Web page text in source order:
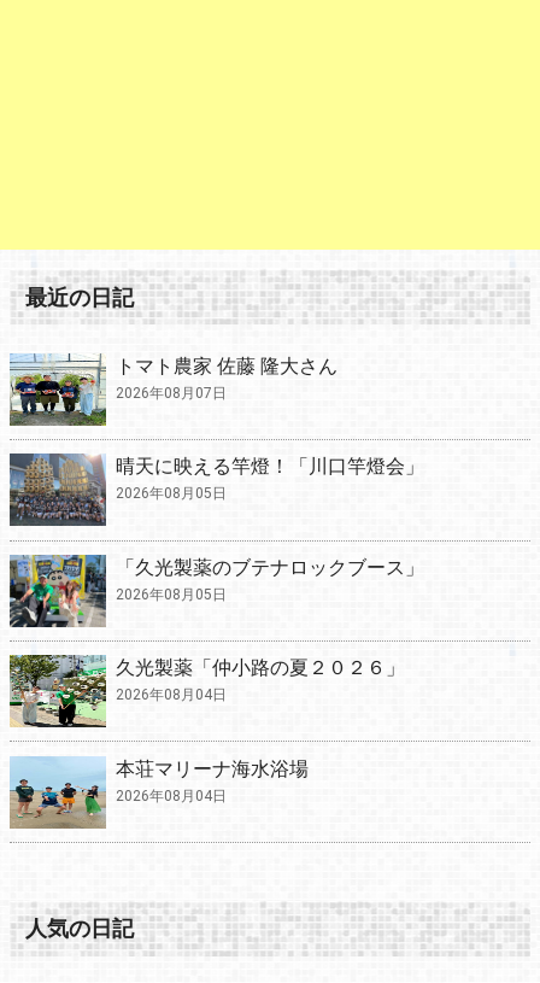
最近の日記
トマト農家 佐藤 隆大さん
2026年08月07日
晴天に映える竿燈！「川口竿燈会」
2026年08月05日
「久光製薬のブテナロックブース」
2026年08月05日
久光製薬「仲小路の夏２０２６」
2026年08月04日
本荘マリーナ海水浴場
2026年08月04日
人気の日記